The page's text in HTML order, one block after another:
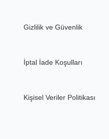
Gizlilik ve Güvenlik
İptal İade Koşulları
Kişisel Veriler Politikası